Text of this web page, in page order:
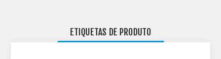
ETIQUETAS DE PRODUTO